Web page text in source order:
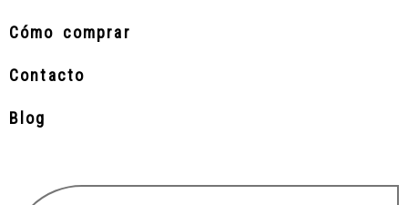
Cómo comprar
Contacto
Blog